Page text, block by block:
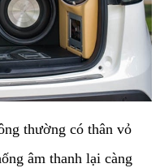
thường có thân vỏ
âm thanh lại càng